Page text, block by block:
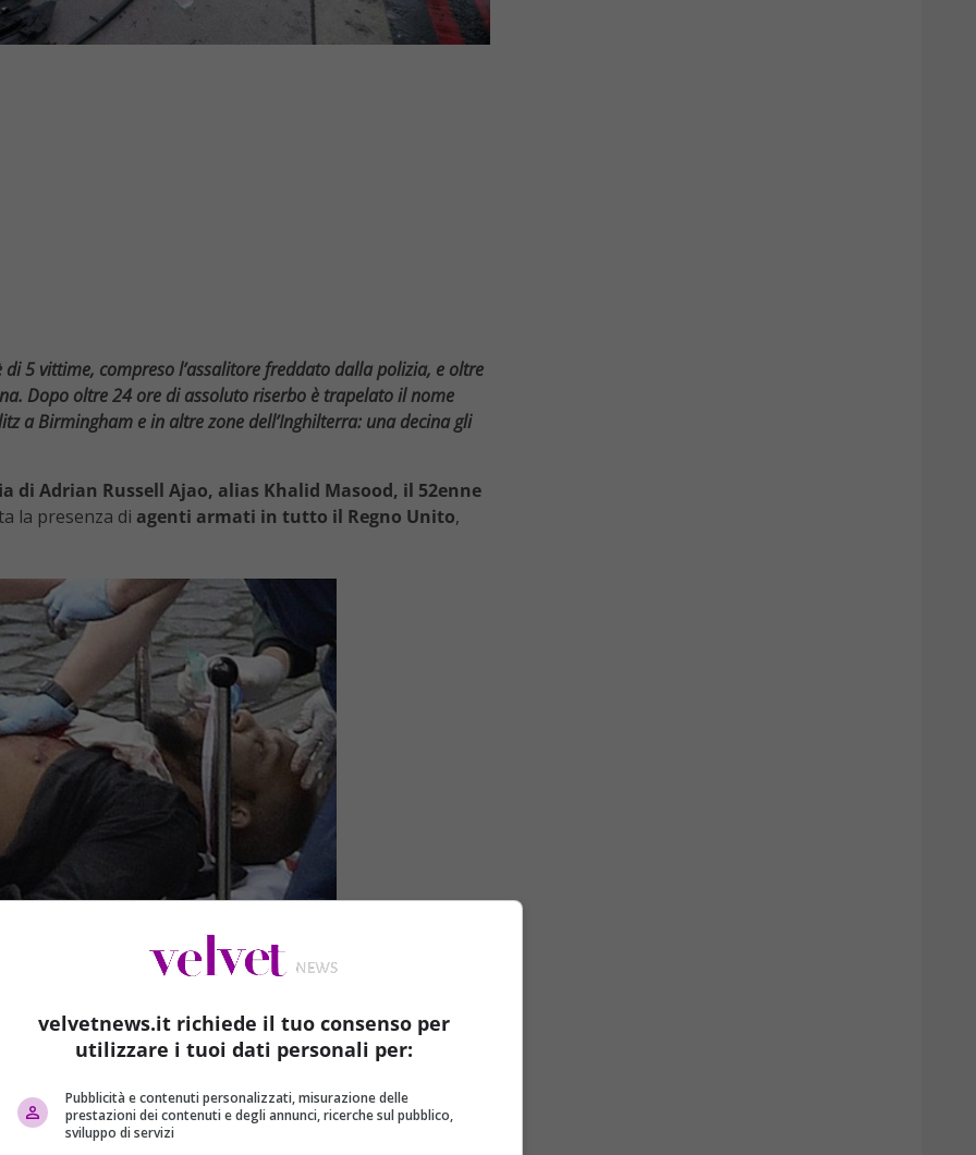
5 vittime, compreso l’assalitore freddato dalla polizia, e oltre
Dopo oltre 24 ore di assoluto riserbo è trapelato il nome
a Birmingham e in altre zone dell’Inghilterra: una decina gli
di Adrian Russell Ajao, alias Khalid Masood, il 52enne
la presenza di agenti armati in tutto il Regno Unito,
Masood, l’attentatore di Londra
ha confermato che ilnome di nascitadell’attentatore
Adrian Russell Ajao.Leslie Rhodes, 75 anni, di
quinta vittima. Il bilancio aggiornato è di oltre50 feriti:
una delle quali rischia ancora la vita.
velvetnews.it richiede il tuo consenso per
utilizzare i tuoi dati personali per:
Pubblicità e contenuti personalizzati, misurazione delle
prestazioni dei contenuti e degli annunci, ricerche sul pubblico,
sviluppo di servizi